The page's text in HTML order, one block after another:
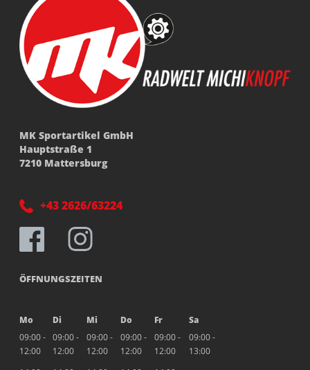
MK Sportartikel GmbH
Hauptstraße 1
7210 Mattersburg
+43 2626/63224
ÖFFNUNGSZEITEN
Mo Di Mi Do Fr
Sa
09:00 -
12:00
09:00 -
12:00
09:00 -
12:00
09:00 -
12:00
09:00 -
12:00
09:00 -
13:00